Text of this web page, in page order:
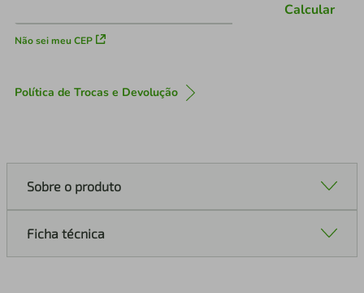
Não sei meu CEP
Calcular
Política de Trocas e Devolução
Sobre o produto
Ficha técnica